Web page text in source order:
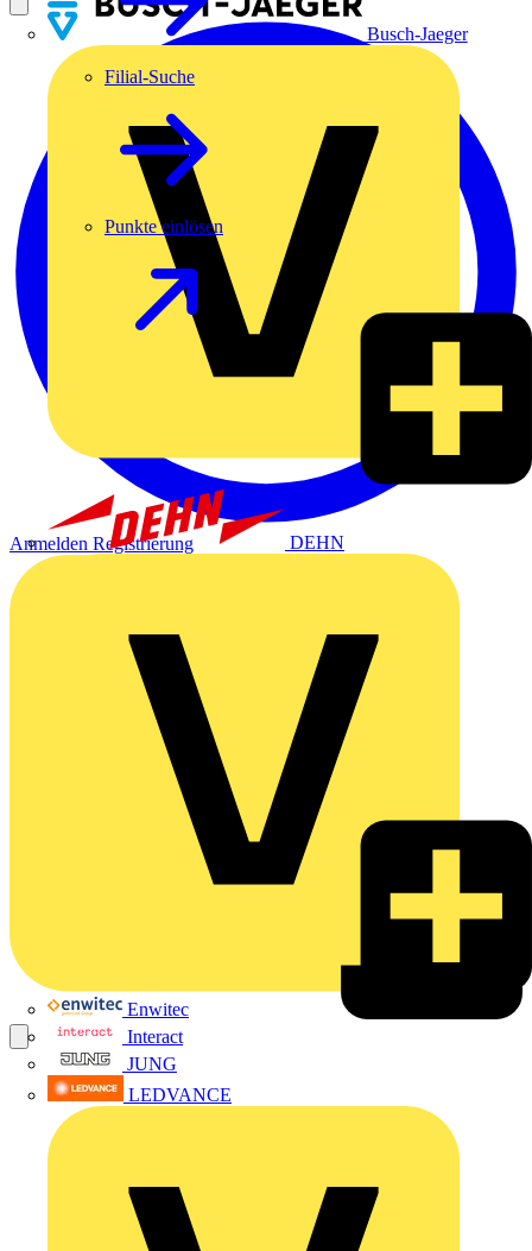
Busch-Jaeger
DEHN
Enwitec
Interact
JUNG
LEDVANCE
Filial-Suche
Punkte einlösen
Anmelden Registrierung